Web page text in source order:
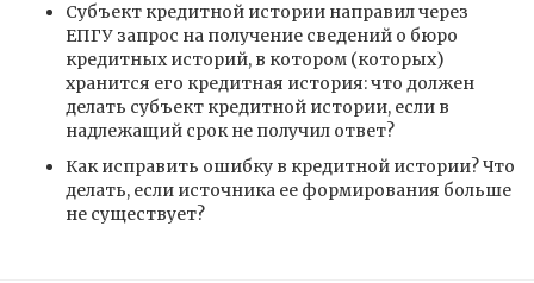
Субъект кредитной истории направил через
ЕПГУ запрос на получение сведений о бюро
кредитных историй, в котором (которых)
хранится его кредитная история: что должен
делать субъект кредитной истории, если в
надлежащий срок не получил ответ?
Как исправить ошибку в кредитной истории? Что
делать, если источника ее формирования больше
не существует?